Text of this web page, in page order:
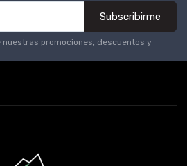
Subscribirme
promociones, descuentos y